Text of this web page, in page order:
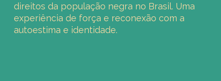
direitos da população negra no Brasil. Uma
experiência de força e reconexão com a
autoestima e identidade.